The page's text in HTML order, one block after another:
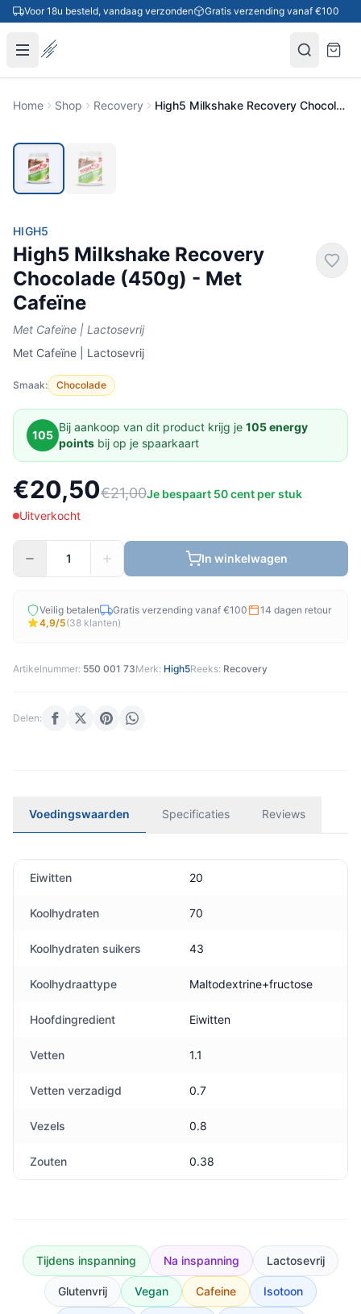
Ga naar inhoud
Voor 18u besteld, vandaag verzonden Gratis verzending vanaf €100
Home Shop Recovery High5 Milkshake Recovery Chocolade (450g) - Met Cafeïne
HIGH5
High5 Milkshake Recovery
Chocolade (450g) - Met
Cafeïne
Met Cafeïne | Lactosevrij
Met Cafeïne | Lactosevrij
Smaak: Chocolade
105
Bij aankoop van dit product krijg je 105 energy
points bij op je spaarkaart
€20,50€21,00Je bespaart 50 cent per stuk
Uitverkocht
In winkelwagen
Veilig betalen Gratis verzending vanaf €100
14 dagen retour
4,9/5(38 klanten)
Artikelnummer: 550 001 73Merk: High5Reeks: Recovery
Delen:
Voedingswaarden Specificaties Reviews
Eiwitten 20
Koolhydraten 70
Koolhydraten suikers 43
Koolhydraattype Maltodextrine+fructose
Hoofdingredient Eiwitten
Vetten 1.1
Vetten verzadigd 0.7
Vezels 0.8
Zouten 0.38
Tijdens inspanning Na inspanning Lactosevrij
Glutenvrij Vegan Cafeine Isotoon